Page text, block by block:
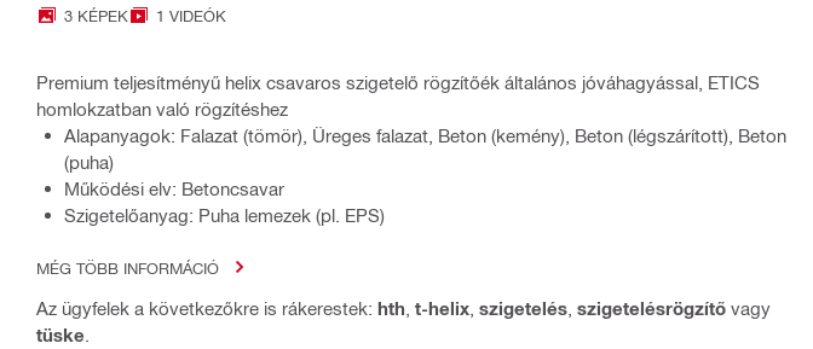
3 KÉPEK 1 VIDEÓK
Premium teljesítményű helix csavaros szigetelő rögzítőék általános jóváhagyással, ETICS
homlokzatban való rögzítéshez
Alapanyagok: Falazat (tömör), Üreges falazat, Beton (kemény), Beton (légszárított), Beton
(puha)
Működési elv: Betoncsavar
Szigetelőanyag: Puha lemezek (pl. EPS)
MÉG TÖBB INFORMÁCIÓ
Az ügyfelek a következőkre is rákerestek: hth t-helix szigetelés szigetelésrögzítő vagy
tüske